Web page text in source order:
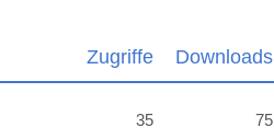
Zugriffe Downloads
35 75